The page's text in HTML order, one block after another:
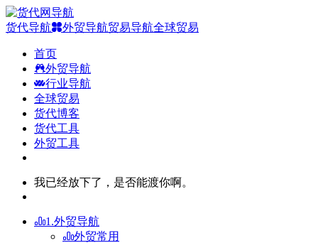
货代导航 外贸导航贸易导航全球贸易
首页
外贸导航
行业导航
全球贸易
货代博客
货代工具
外贸工具
我已经放下了，是否能渡你啊。
1.外贸导航
外贸常用